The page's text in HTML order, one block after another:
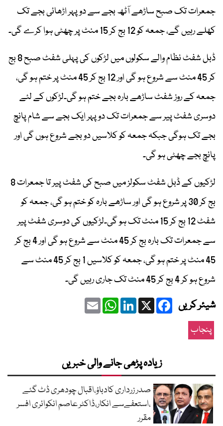
جمعرات تک صبح ساڑھے آٹھ بجے سے دوپہر اڑھائی بجے تک
کھلے رہیں گے، جمعہ کو 12 بج کر 15 منٹ پر چھٹی ہوا کرے گی۔
ڈبل شفٹ نظام والے سکولوں میں لڑکوں کی پہلی شفٹ صبح 8 بج
کر 45 منٹ سے شروع ہو گی اور 12 بج کر 45 منٹ پر ختم ہو گی،
جمعہ کے روز شفٹ ساڑھے بارہ بجے ختم ہو گی۔لڑکوں کے لئے
دوسری شفٹ پیر سے جمعرات تک دوپہر ایک بجے سے شام پانچ
بجے تک ہوگی جبکہ جمعہ کو کلاسیں دو بجے شروع ہوں گی اور
پانچ بجے چھٹی ہو گی۔
لڑکیوں کے ڈبل شفٹ سکولز میں صبح کی شفٹ پیر تا جمعرات 8
بج کر 30 پر شروع ہو گی اور ساڑھے بارہ کو ختم ہو گی، جمعہ کو
شفٹ 12 بج کر 15 منٹ تک ہو گی۔لڑکیوں کی دوسری شفٹ پیر
سے جمعرات تک بارہ بج کر 45 منٹ سے شروع ہو گی اور 4 بج کر
45 منٹ پر ختم ہو گی، جمعہ کو کلاسیں 1 بج کر 45 منٹ سے
شروع ہو کر 4 بج کر 45 منٹ تک جاری رہیں گی۔
شیئر کریں Facebook
X
LinkedIn
WhatsApp
Email
پنجاب
زیادہ پڑھی جانے والی خبریں
صدر زرداری کادباؤ،اقبال چودھری ڈٹ گئے
،استعفےسے انکار،ڈاکٹر عاصم انکوائری افسر
مقرر